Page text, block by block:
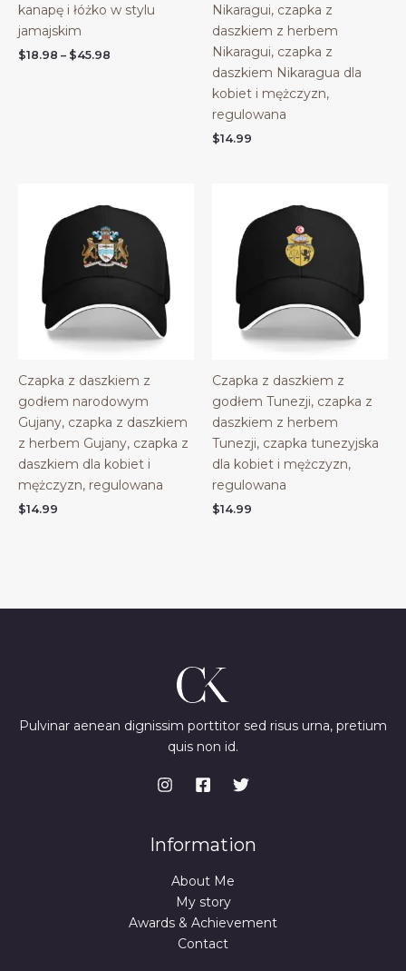
kanapę i łóżko w stylu
jamajskim
$18.98 – $45.98
Nikaragui, czapka z
daszkiem z herbem
Nikaragui, czapka z
daszkiem Nikaragua dla
kobiet i mężczyzn,
regulowana
$14.99
Czapka z daszkiem z
godłem narodowym
Gujany, czapka z daszkiem
z herbem Gujany, czapka z
daszkiem dla kobiet i
mężczyzn, regulowana
$14.99
Czapka z daszkiem z
godłem Tunezji, czapka z
daszkiem z herbem
Tunezji, czapka tunezyjska
dla kobiet i mężczyzn,
regulowana
$14.99
Pulvinar aenean dignissim porttitor sed risus urna, pretium
quis non id.
Information
About Me
My story
Awards & Achievement
Contact